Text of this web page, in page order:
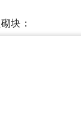
块：